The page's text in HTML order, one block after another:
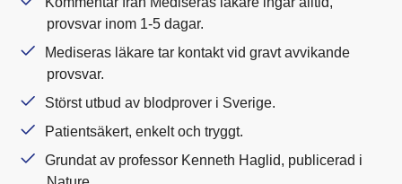
provsvar inom 1-5 dagar.
Mediseras läkare tar kontakt vid gravt avvikande
provsvar.
Störst utbud av blodprover i Sverige.
Patientsäkert, enkelt och tryggt.
Grundat av professor Kenneth Haglid, publicerad i